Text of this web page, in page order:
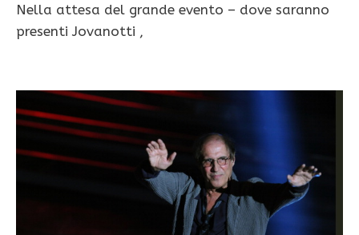
Nella attesa del grande evento – dove saranno
presenti Jovanotti ,